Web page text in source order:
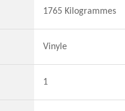
1765 Kilogrammes
Vinyle
1